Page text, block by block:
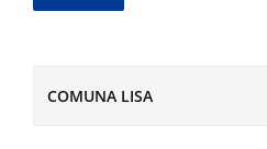
COMUNA LISA